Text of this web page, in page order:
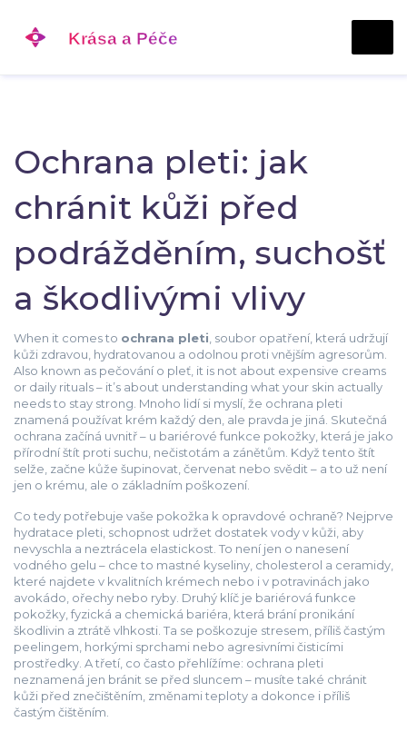
Ochrana pleti: jak
chránit kůži před
podrážděním, suchošť
a škodlivými vlivy
When it comes to ochrana pleti soubor opatření, která udržují
kůži zdravou, hydratovanou a odolnou proti vnějším agresorům
Also known as pečování o pleť , it is not about expensive creams
or daily rituals – it’s about understanding what your skin actually
needs to stay strong. Mnoho lidí si myslí, že ochrana pleti
znamená používat krém každý den, ale pravda je jiná. Skutečná
ochrana začíná uvnitř – u bariérové funkce pokožky, která je jako
přírodní štít proti suchu, nečistotám a zánětům. Když tento štít
selže, začne kůže šupinovat, červenat nebo svědit – a to už není
jen o krému, ale o základním poškození.
Co tedy potřebuje vaše pokožka k opravdové ochraně? Nejprve
hydratace pleti schopnost udržet dostatek vody v kůži, aby
nevyschla a neztrácela elastickost . To není jen o nanesení
vodného gelu – chce to mastné kyseliny, cholesterol a ceramidy,
které najdete v kvalitních krémech nebo i v potravinách jako
avokádo, ořechy nebo ryby. Druhý klíč je bariérová funkce
pokožky fyzická a chemická bariéra, která brání pronikání
škodlivin a ztrátě vlhkosti . Ta se poškozuje stresem, příliš častým
peelingem, horkými sprchami nebo agresivními čisticími
prostředky. A třetí, co často přehlížíme: ochrana pleti
neznamená jen bránit se před sluncem – musíte také chránit
kůži před znečištěním, změnami teploty a dokonce i příliš
častým čištěním.